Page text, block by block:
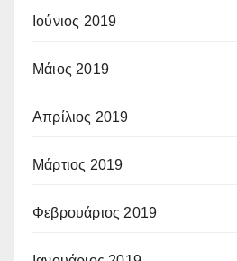
Ιούνιος 2019
Μάιος 2019
Απρίλιος 2019
Μάρτιος 2019
Φεβρουάριος 2019